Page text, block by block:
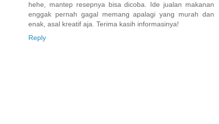
hehe, mantep resepnya bisa dicoba. Ide jualan makanan
enggak pernah gagal memang apalagi yang murah dan
enak, asal kreatif aja. Terima kasih informasinya!
Reply